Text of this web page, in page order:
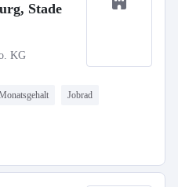
Stade
KG
Jobrad